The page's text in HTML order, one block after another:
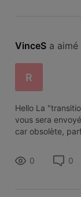
VinceS a
R
Hello La
vous sera
car obsolète,
Attentio
0 0